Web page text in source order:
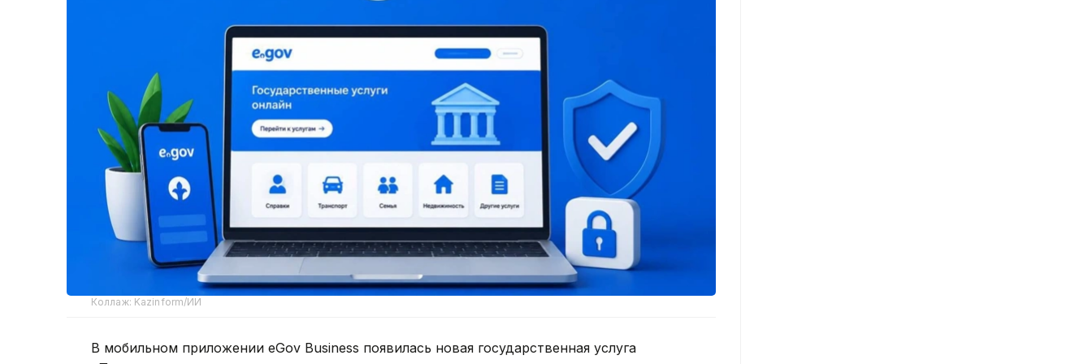
Коллаж: Kazinform/ИИ
В мобильном приложении eGov Business появилась новая государственная услуга